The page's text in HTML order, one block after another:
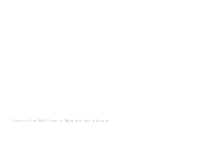
Powered by Wild Apricot Membership Software